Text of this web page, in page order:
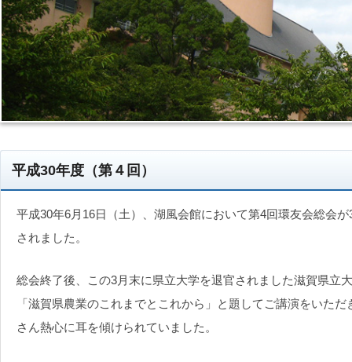
平成30年度（第４回）
平成30年6月16日（土）、湖風会館において第4回環友会総会
されました。
総会終了後、この3月末に県立大学を退官されました滋賀県
「滋賀県農業のこれまでとこれから」と題してご講演をいた
さん熱心に耳を傾けられていました。